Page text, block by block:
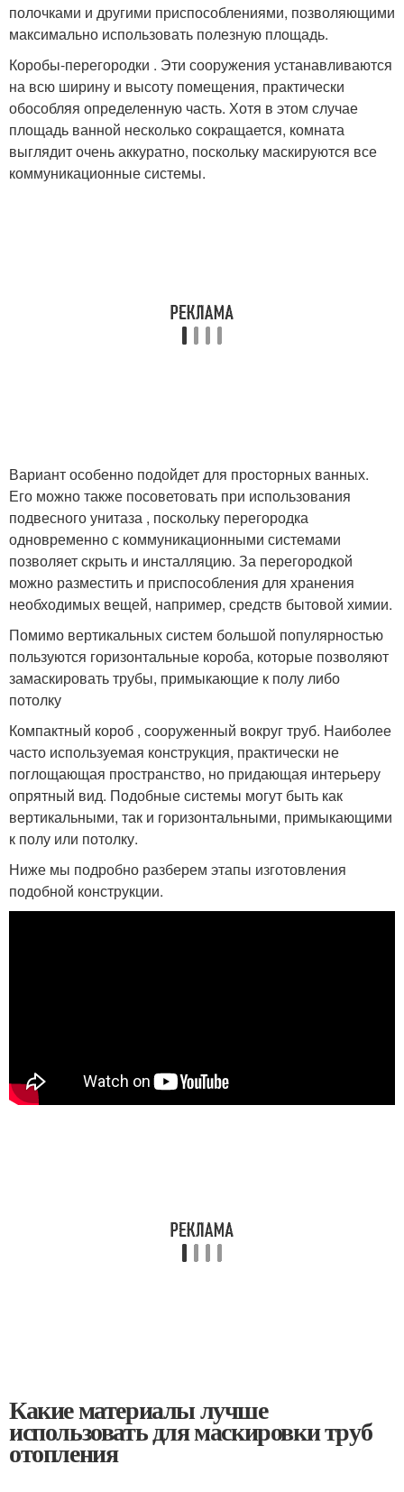
полочками и другими приспособлениями, позволяющими
максимально использовать полезную площадь.
Коробы-перегородки . Эти сооружения устанавливаются
на всю ширину и высоту помещения, практически
обособляя определенную часть. Хотя в этом случае
площадь ванной несколько сокращается, комната
выглядит очень аккуратно, поскольку маскируются все
коммуникационные системы.
Вариант особенно подойдет для просторных ванных.
Его можно также посоветовать при использования
подвесного унитаза , поскольку перегородка
одновременно с коммуникационными системами
позволяет скрыть и инсталляцию. За перегородкой
можно разместить и приспособления для хранения
необходимых вещей, например, средств бытовой химии.
Помимо вертикальных систем большой популярностью
пользуются горизонтальные короба, которые позволяют
замаскировать трубы, примыкающие к полу либо
потолку
Компактный короб , сооруженный вокруг труб. Наиболее
часто используемая конструкция, практически не
поглощающая пространство, но придающая интерьеру
опрятный вид. Подобные системы могут быть как
вертикальными, так и горизонтальными, примыкающими
к полу или потолку.
Ниже мы подробно разберем этапы изготовления
подобной конструкции.
Какие материалы лучше
использовать для маскировки труб
отопления